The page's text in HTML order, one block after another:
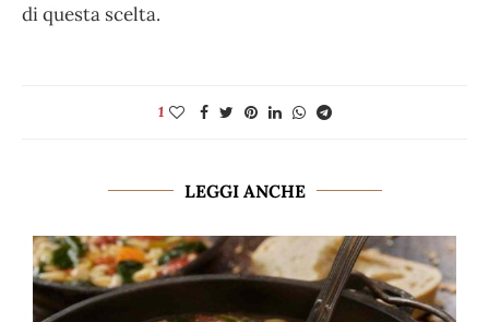
di questa scelta.
1
LEGGI ANCHE